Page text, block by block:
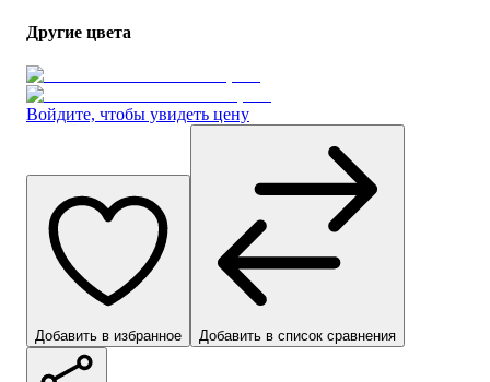
Другие цвета
Войдите, чтобы увидеть цену
Добавить в избранное Добавить в список сравнения